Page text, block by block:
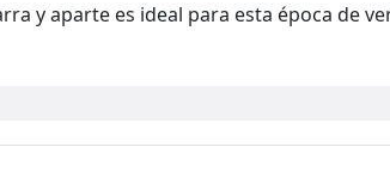
y aparte es ideal para esta época de